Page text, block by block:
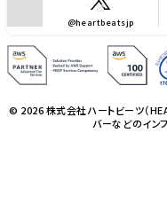
@heartbeatsjp
© 2026 株式会社ハートビーツ（
バーなどのイン